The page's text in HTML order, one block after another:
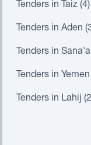
Tenders in Taiz (4)
Tenders in Aden
Tenders in
Tenders in Yemen
Tenders in Lahij